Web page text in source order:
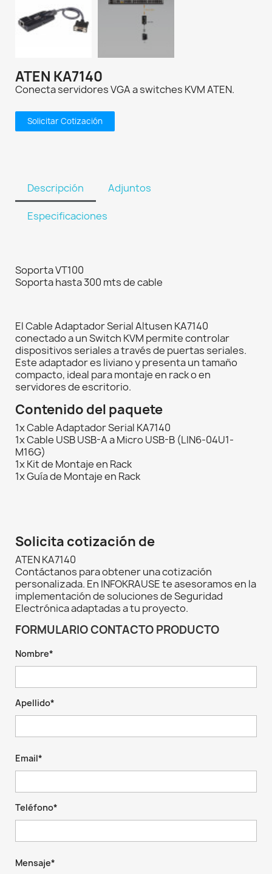
ATEN KA7140
Conecta servidores VGA a switches KVM ATEN.
Solicitar Cotización
Descripción Adjuntos
Especificaciones
Soporta VT100
Soporta hasta 300 mts de cable
El Cable Adaptador Serial Altusen KA7140
conectado a un Switch KVM permite controlar
dispositivos seriales a través de puertas seriales.
Este adaptador es liviano y presenta un tamaño
compacto, ideal para montaje en rack o en
servidores de escritorio.
Contenido del paquete
1x Cable Adaptador Serial KA7140
1x Cable USB USB-A a Micro USB-B (LIN6-04U1-
M16G)
1x Kit de Montaje en Rack
1x Guía de Montaje en Rack
Solicita cotización de
ATEN KA7140
Contáctanos para obtener una cotización
personalizada. En INFOKRAUSE te asesoramos en la
implementación de soluciones de Seguridad
Electrónica adaptadas a tu proyecto.
FORMULARIO CONTACTO PRODUCTO
Nombre*
Apellido*
Email*
Teléfono*
Mensaje*